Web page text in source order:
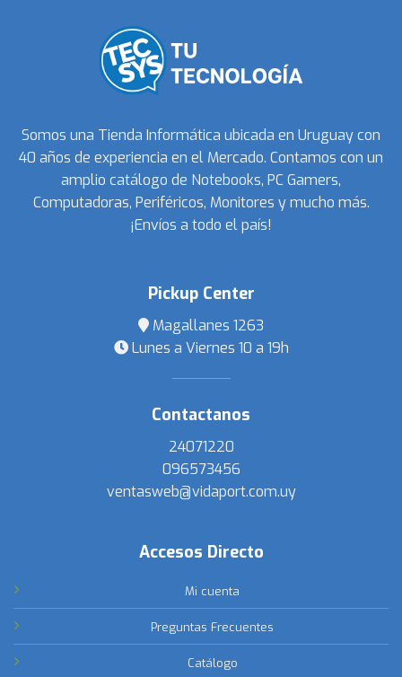
Somos una Tienda Informática ubicada en Uruguay con
40 años de experiencia en el Mercado. Contamos con un
amplio catálogo de Notebooks, PC Gamers,
Computadoras, Periféricos, Monitores y mucho más.
¡Envíos a todo el país!
Pickup Center
Magallanes 1263
Lunes a Viernes 10 a 19h
Contactanos
24071220
096573456
ventasweb@vidaport.com.uy
Accesos Directo
Mi cuenta
Preguntas Frecuentes
Catálogo